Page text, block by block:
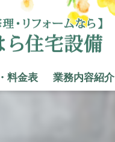
料金表 業務内容紹介